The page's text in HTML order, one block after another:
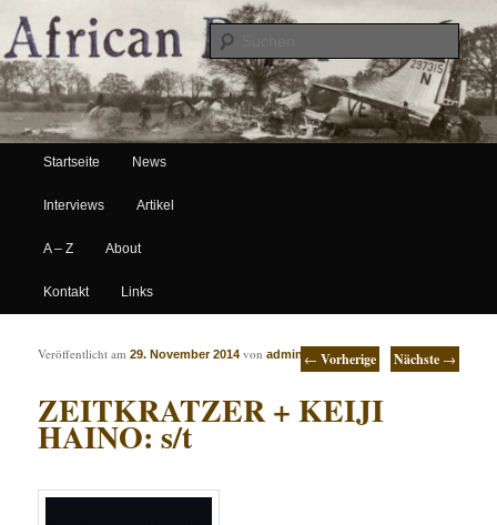
African Paper
Hauptmenü
Zum Inhalt wechseln
Zum sekundären Inhalt wechseln
Startseite News
Interviews Artikel
A – Z About
Kontakt Links
Artikelnavigation ← Vorherige Nächste →
ZEITKRATZER + KEIJI
HAINO: s/t
Veröffentlicht am29. November 2014 vonadmin